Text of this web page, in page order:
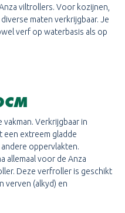
viltrollers. Voor kozijnen,
maten verkrijgbaar. Je
verf op waterbasis als op
Verkrijgbaar in
een extreem gladde
oppervlakten.
allemaal voor de Anza
Deze verfroller is geschikt
verven (alkyd) en